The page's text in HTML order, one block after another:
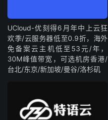
UCloud-优刻得6月年中上云狂
欢季/云服务器低至0.9折，海外
免备案云主机低至53元/年，
30M峰值带宽，可选机房香港/
台北/东京/新加坡/曼谷/洛杉矶